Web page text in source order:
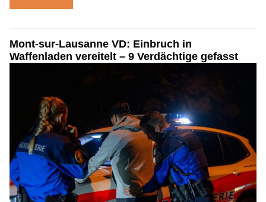
Mont-sur-Lausanne VD: Einbruch in
Waffenladen vereitelt – 9 Verdächtige gefasst